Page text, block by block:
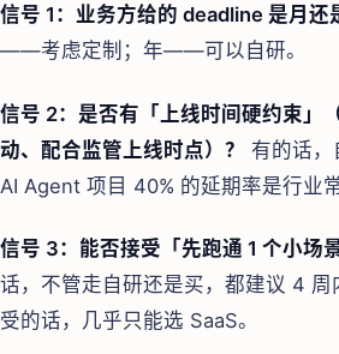
信号 1：业务方给的 deadline 是月还
——考虑定制；年——可以自研。
信号 2：是否有「上线时间硬约束」
动、配合监管上线时点）？
有的话，
AI Agent 项目 40% 的延期率是行业常
信号 3：能否接受「先跑通 1 个小场
话，不管走自研还是买，都建议 4 周
受的话，几乎只能选 SaaS。